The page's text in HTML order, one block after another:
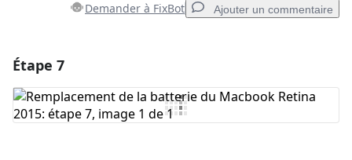
Demander à FixBot Ajouter un commentaire
Ajouter un commentaire
Étape 7